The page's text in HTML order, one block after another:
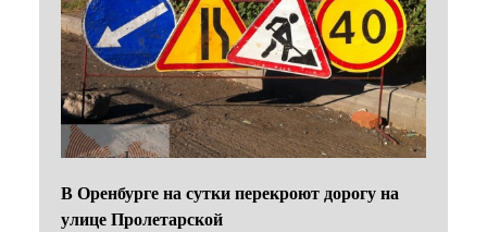
В Оренбурге на сутки перекроют дорогу на
улице Пролетарской